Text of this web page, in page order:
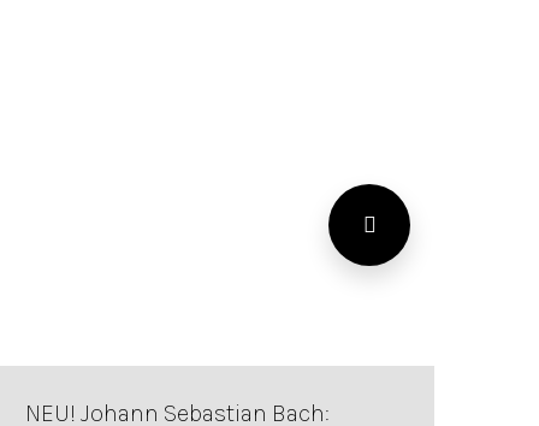
NEU! Johann Sebastian Bach: